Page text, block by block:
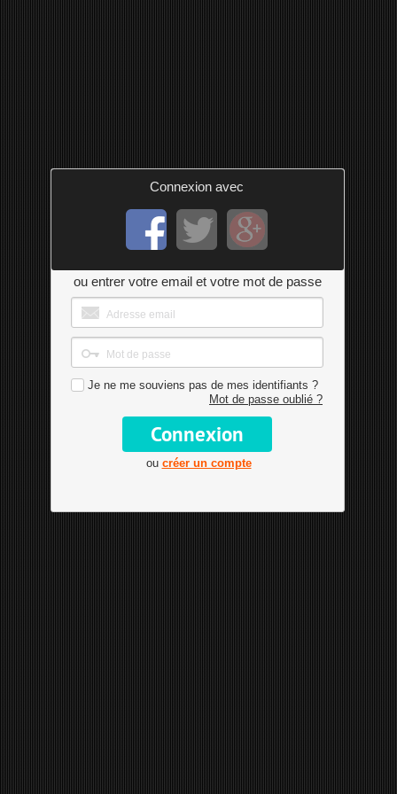
Connexion avec
ou entrer votre email et votre mot de passe
Je ne me souviens pas de mes identifiants ?
Mot de passe oublié ?
ou créer un compte